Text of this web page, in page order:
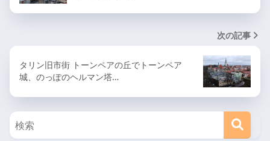
次の記事
タリン旧市街 トーンペアの丘でトーンペア
城、のっぽのヘルマン塔…